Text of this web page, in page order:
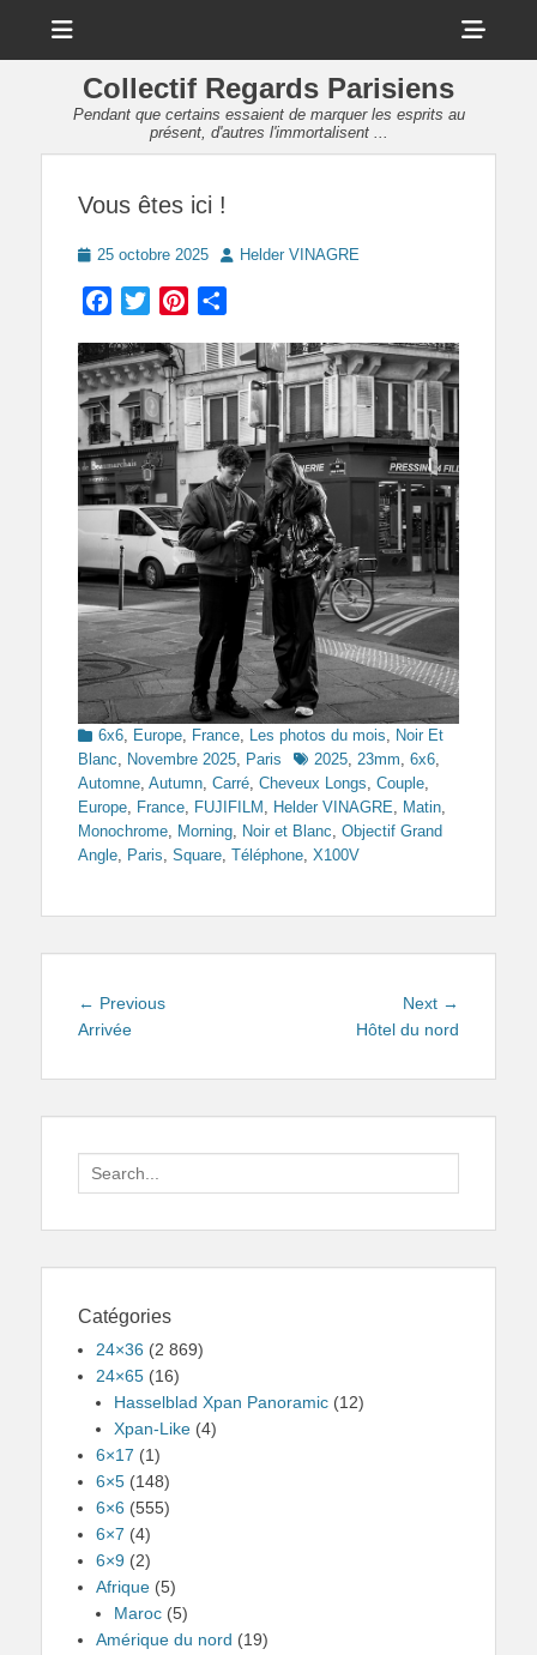
Collectif Regards Parisiens
Pendant que certains essaient de marquer les esprits au
présent, d'autres l'immortalisent ...
Vous êtes ici !
Posted
25 octobre 2025 AuthorHelder VINAGRE
Facebook
TwitterPinterest
Categories
6x6, Europe, France, Les photos du mois, Noir Et
Blanc, Novembre 2025, Paris Tags2025, 23mm, 6x6,
Automne, Autumn, Carré, Cheveux Longs, Couple,
Europe, France, FUJIFILM , Helder VINAGRE, Matin,
Monochrome, Morning, Noir et Blanc, Objectif Grand
Angle, Paris, Square, Téléphone, X100V
Navigation
de
← PreviousPrevious
Arrivée
Next →
Hôtel du nord
Search
for:
Catégories
24×36 (2 869)
24×65 (16)
Hasselblad Xpan Panoramic (12)
Xpan-Like (4)
6×17 (1)
6×5 (148)
6×6 (555)
6×7 (4)
6×9 (2)
Afrique (5)
Maroc (5)
Amérique du nord (19)